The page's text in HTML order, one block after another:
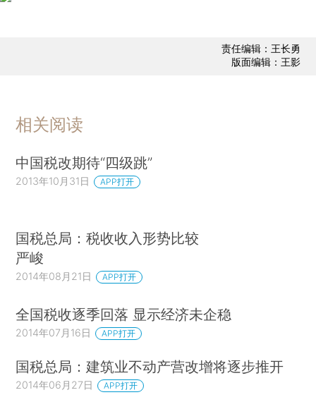
责任编辑：王长勇
版面编辑：王影
相关阅读
中国税改期待“四级跳”
2013年10月31日 APP打开
国税总局：税收收入形势比较
严峻
2014年08月21日 APP打开
全国税收逐季回落 显示经济未企稳
2014年07月16日 APP打开
国税总局：建筑业不动产营改增将逐步推开
2014年06月27日 APP打开